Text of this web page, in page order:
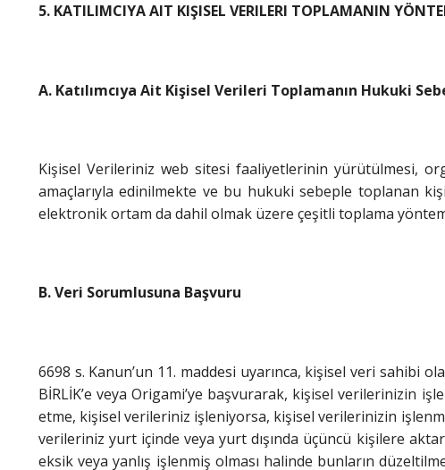
5. KATILIMCIYA AIT KIŞISEL VERILERI TOPLAMANIN
A. Katılımcıya Ait Kişisel Verileri Toplamanın Hukuki
Kişisel Verileriniz web sitesi faaliyetlerinin yürütülmesi,
amaçlarıyla edinilmekte ve bu hukuki sebeple toplanan
elektronik ortam da dahil olmak üzere çeşitli toplama
B. Veri Sorumlusuna Başvuru
6698 s. Kanun’un 11. maddesi uyarınca, kişisel veri sahibi
BİRLİK’e veya Origami’ye başvurarak, kişisel verilerinizin
etme, kişisel verileriniz işleniyorsa, kişisel verilerinizin
verileriniz yurt içinde veya yurt dışında üçüncü kişilere
eksik veya yanlış işlenmiş olması halinde bunların